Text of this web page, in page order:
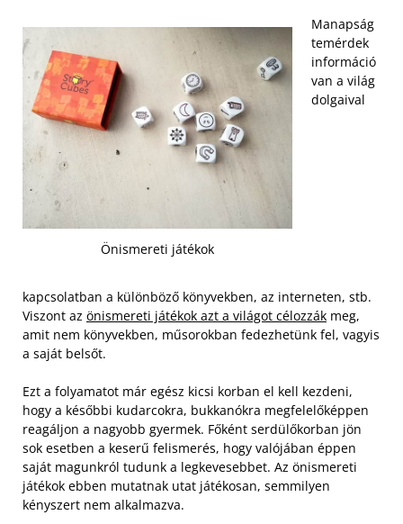
Önismereti játékok
Manapság
temérdek
információ
van a világ
dolgaival
kapcsolatban a különböző könyvekben, az interneten, stb.
Viszont az önismereti játékok azt a világot célozzák meg,
amit nem könyvekben, műsorokban fedezhetünk fel, vagyis
a saját belsőt.
Ezt a folyamatot már egész kicsi korban el kell kezdeni,
hogy a későbbi kudarcokra, bukkanókra megfelelőképpen
reagáljon a nagyobb gyermek. Főként serdülőkorban jön
sok esetben a keserű felismerés, hogy valójában éppen
saját magunkról tudunk a legkevesebbet. Az önismereti
játékok ebben mutatnak utat játékosan, semmilyen
kényszert nem alkalmazva.